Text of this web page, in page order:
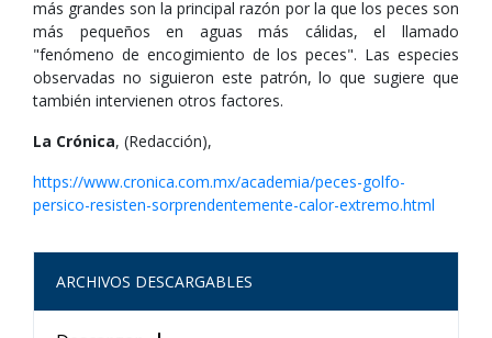
más grandes son la principal razón por la que los peces son
más pequeños en aguas más cálidas, el llamado
"fenómeno de encogimiento de los peces". Las especies
observadas no siguieron este patrón, lo que sugiere que
también intervienen otros factores.
La Crónica, (Redacción),
https://www.cronica.com.mx/academia/peces-golfo-
persico-resisten-sorprendentemente-calor-extremo.html
ARCHIVOS DESCARGABLES